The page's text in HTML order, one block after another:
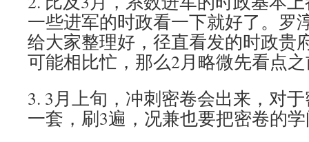
一些进军的时政看一下就好了。罗
给大家整理好，径直看发的时政贵
可能相比忙，那么2月略微先看点
3. 3月上旬，冲刺密卷会出来，对
一套，刷3遍，况兼也要把密卷的